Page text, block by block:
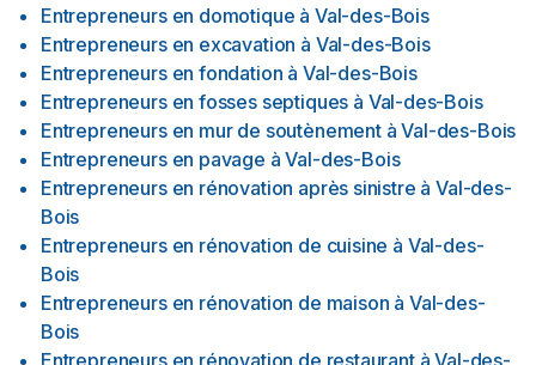
Entrepreneurs en domotique à Val-des-Bois
Entrepreneurs en excavation à Val-des-Bois
Entrepreneurs en fondation à Val-des-Bois
Entrepreneurs en fosses septiques à Val-des-Bois
Entrepreneurs en mur de soutènement à Val-des-Bois
Entrepreneurs en pavage à Val-des-Bois
Entrepreneurs en rénovation après sinistre à Val-des-
Bois
Entrepreneurs en rénovation de cuisine à Val-des-
Bois
Entrepreneurs en rénovation de maison à Val-des-
Bois
Entrepreneurs en rénovation de restaurant à Val-des-